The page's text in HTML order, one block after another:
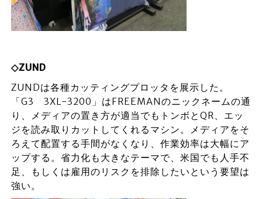
◇ZUND
ZUNDは各種カッティングプロッタを展示した。
「G3 3XL-3200」はFREEMANのニックネームの通
り、メディアの置き方が適当でもトンボとQR、エッ
ジを読み取りカットしてくれるマシン。メディアをそ
ろえて配置する手間がなくなり、作業効率は大幅にア
ップする。省力化も大きなテーマで、米国でも人手不
足、もしくは雇用のリスクを排除したいという要望は
強い。